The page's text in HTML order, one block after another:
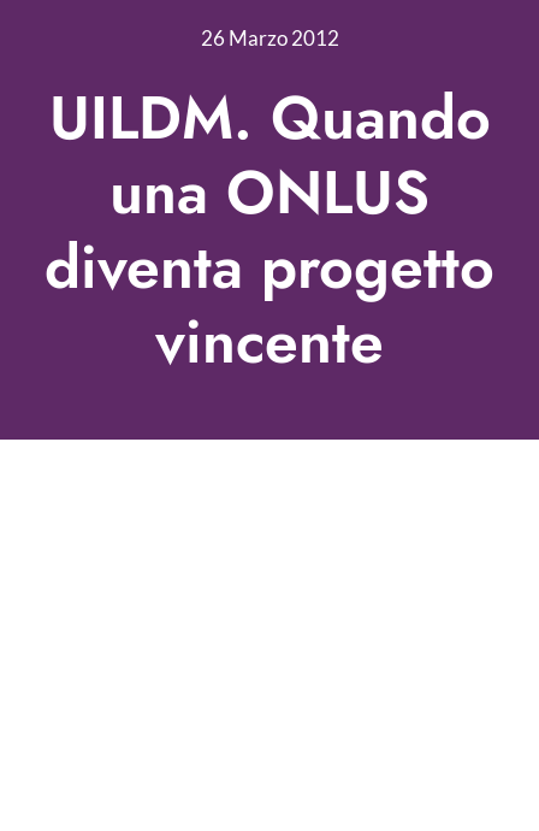
Nonprofit Blog
Libri
Fundraising Academy
Multimedia
Come contattarci
26 Marzo 2012
UILDM. Quando
una ONLUS
diventa progetto
vincente